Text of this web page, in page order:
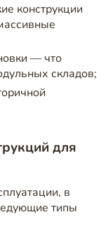
конструкции
— что
складов;
для
в
типы